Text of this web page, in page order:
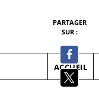
ACCUEIL
PARTAGER
SUR :